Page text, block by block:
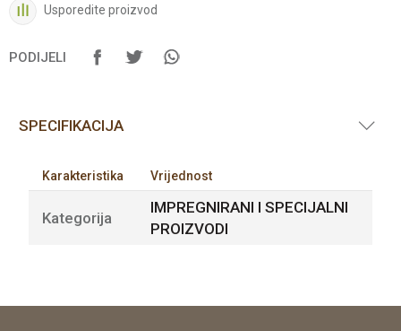
Usporedite proizvod
PODIJELI
SPECIFIKACIJA
Karakteristika Vrijednost
Kategorija
IMPREGNIRANI I SPECIJALNI
PROIZVODI